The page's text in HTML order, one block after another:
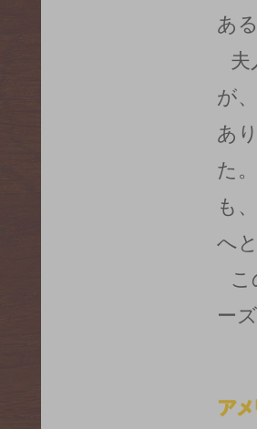
あ
夫
が
あ
た
も
へ
こ
ー